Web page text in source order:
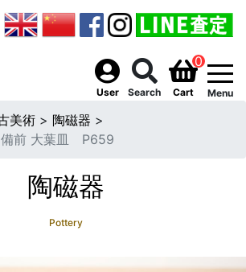
User Search
0
Cart Menu
美術 > 陶磁器 >
備前 大葉皿 P659
陶磁器
Pottery